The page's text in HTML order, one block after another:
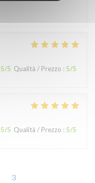
5/5 Qualità / Prezzo : 5/5
5/5 Qualità / Prezzo : 5/5
3